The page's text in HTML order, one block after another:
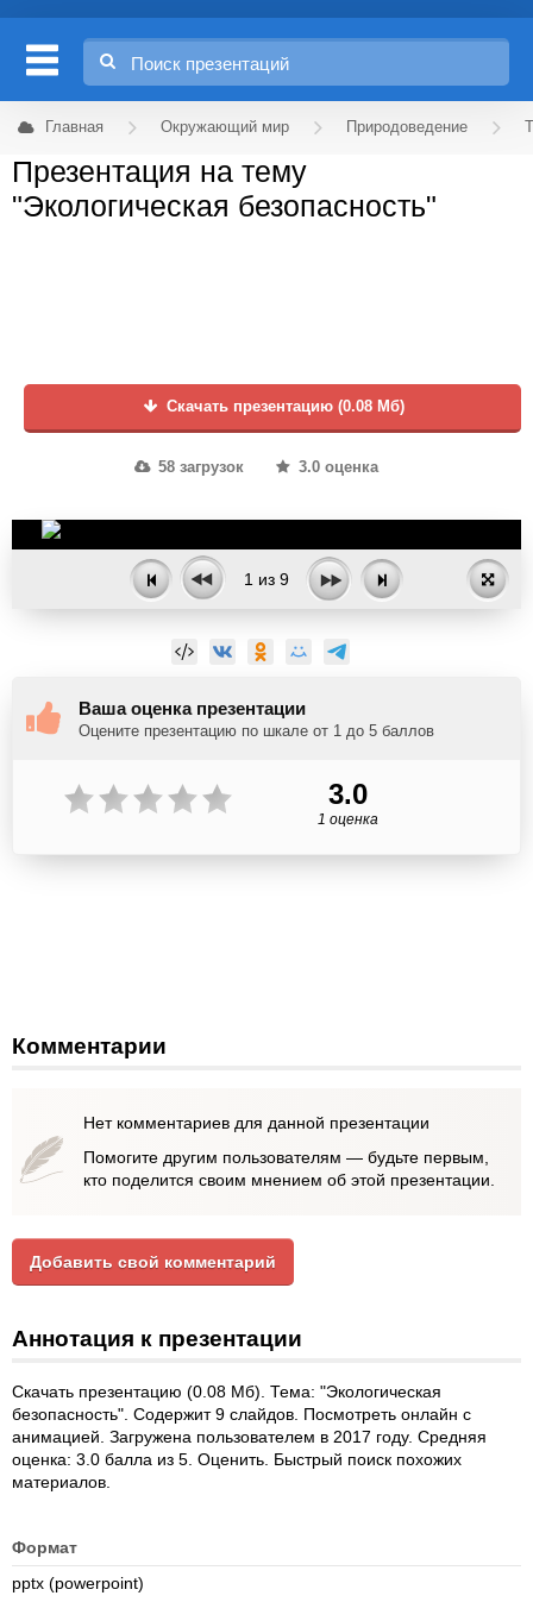
Главная Окружающий мир Природоведение
Презентация на тему
"Экологическая безопасность"
Скачать презентацию (0.08 Мб)
58 загрузок 3.0 оценка
1 из 9
Ваша оценка презентации
Оцените презентацию по шкале от 1 до 5 баллов
3.0
1 оценка
Комментарии
Нет комментариев для данной презентации
Помогите другим пользователям — будьте первым,
кто поделится своим мнением об этой презентации.
Добавить свой комментарий
Аннотация к презентации
Скачать презентацию (0.08 Мб). Тема: "Экологическая
безопасность". Содержит 9 слайдов. Посмотреть онлайн с
анимацией. Загружена пользователем в 2017 году. Средняя
оценка: 3.0 балла из 5. Оценить. Быстрый поиск похожих
материалов.
Формат
pptx (powerpoint)